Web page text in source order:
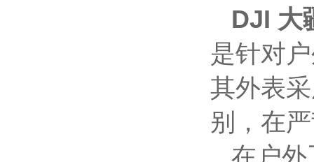
DJI 大
是针对
其外表
别，在
在户外